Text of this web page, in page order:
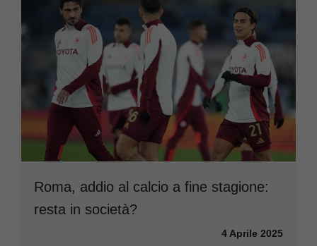
Roma, addio al calcio a fine stagione:
resta in società?
4 Aprile 2025